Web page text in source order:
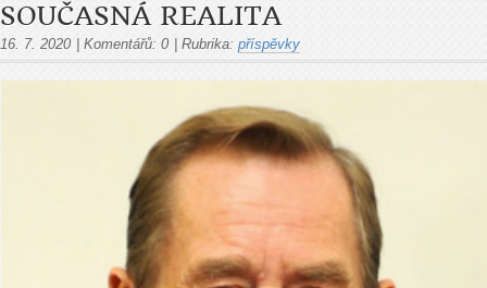
SOUČASNÁ REALITA
16. 7. 2020 Komentářů: 0 Rubrika: příspěvky